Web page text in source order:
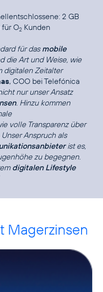
2 GB
für O2 Kunden
für dasmobile
die Art und Weise, wie
digitalen Zeitalter
, COO bei Telefónica
nur unser Ansatz
. Hinzu kommen
volle Transparenz über
Anspruch als
ist es,
zu begegnen.
digitalen Lifestyle
Magerzinsen